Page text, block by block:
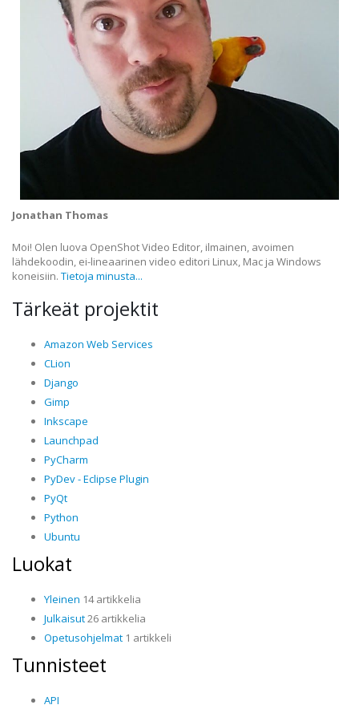
Jonathan Thomas
Moi! Olen luova OpenShot Video Editor, ilmainen, avoimen
lähdekoodin, ei-lineaarinen video editori Linux, Mac ja Windows
koneisiin. Tietoja minusta...
Tärkeät projektit
Amazon Web Services
CLion
Django
Gimp
Inkscape
Launchpad
PyCharm
PyDev - Eclipse Plugin
PyQt
Python
Ubuntu
Luokat
Yleinen 14 artikkelia
Julkaisut26 artikkelia
Opetusohjelmat 1 artikkeli
Tunnisteet
API